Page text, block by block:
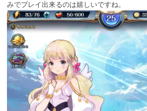
みでプレイ出来るのは嬉しいですね。